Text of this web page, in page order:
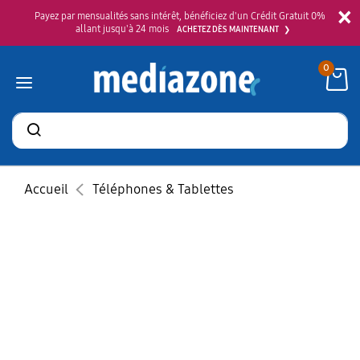
×
Payez par mensualités sans intérêt, bénéficiez d'un Crédit Gratuit 0%
allant jusqu'à 24 mois
ACHETEZ DÈS MAINTENANT
Rechercher
des
produits
0
Accueil Téléphones & Tablettes